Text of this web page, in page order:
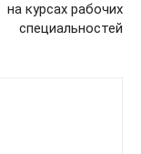
на курсах рабочих
специальностей